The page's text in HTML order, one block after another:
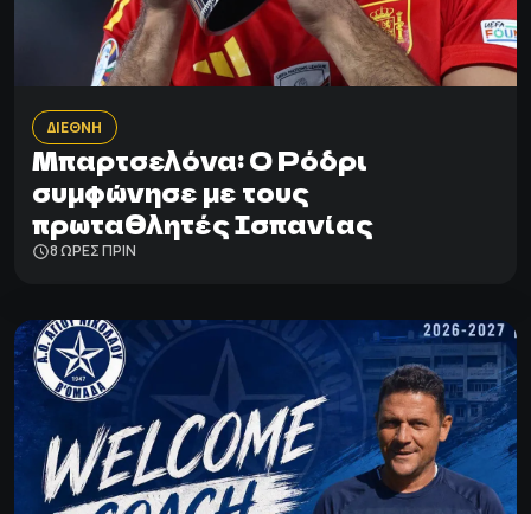
ΔΙΕΘΝΗ
Μπαρτσελόνα: Ο Ρόδρι
συμφώνησε με τους
πρωταθλητές Ισπανίας
8 ΩΡΕΣ ΠΡΙΝ